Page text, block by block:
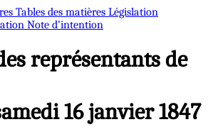
Tables des matières Législation
Note d’intention
représentants de
16 janvier 1847